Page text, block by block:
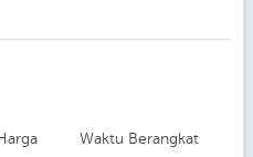
Waktu Berangkat